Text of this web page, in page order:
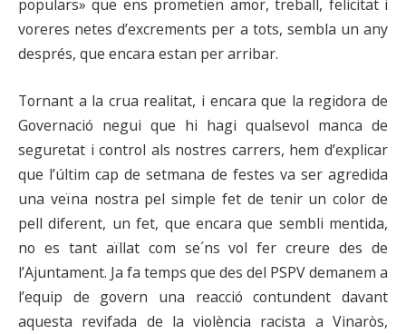
populars» que ens prometien amor, treball, felicitat i
voreres netes d’excrements per a tots, sembla un any
després, que encara estan per arribar.
Tornant a la crua realitat, i encara que la regidora de
Governació negui que hi hagi qualsevol manca de
seguretat i control als nostres carrers, hem d’explicar
que l’últim cap de setmana de festes va ser agredida
una veïna nostra pel simple fet de tenir un color de
pell diferent, un fet, que encara que sembli mentida,
no es tant aïllat com se´ns vol fer creure des de
l’Ajuntament. Ja fa temps que des del PSPV demanem a
l’equip de govern una reacció contundent davant
aquesta revifada de la violència racista a Vinaròs,